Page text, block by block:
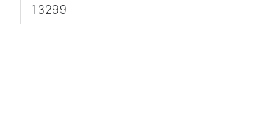
13299